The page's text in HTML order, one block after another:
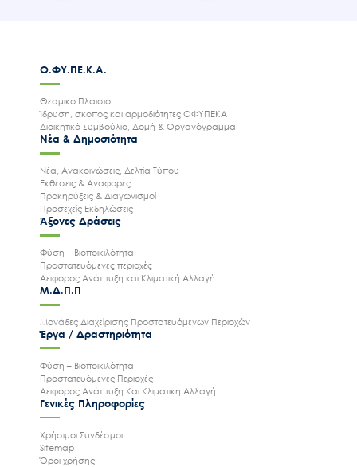
Ο.ΦΥ.ΠΕ.Κ.Α.
Θεσμικό Πλαισιο
Ίδρυση, σκοπός και αρμοδιότητες ΟΦΥΠΕΚΑ
Διοικητικό Συμβούλιο, Δομή & Οργανόγραμμα
Νέα & Δημοσιότητα
Νέα, Ανακοινώσεις, Δελτία Τύπου
Εκθέσεις & Αναφορές
Προκηρύξεις & Διαγωνισμοί
Προσεχείς Εκδηλώσεις
Άξονες Δράσεις
Φύση – Βιοποικιλότητα
Προστατευόμενες περιοχές
Αειφόρος Ανάπτυξη και Κλιματική Αλλαγή
Μ.Δ.Π.Π
Μονάδες Διαχείρισης Προστατευόμενων Περιοχών
Έργα / Δραστηριότητα
Φύση – Βιοποικιλότητα
Προστατευόμενες Περιοχές
Αειφόρος Ανάπτυξη Και Κλιματική Αλλαγή
Γενικές Πληροφορίες
Χρήσιμοι Συνδέσμοι
Sitemap
Όροι χρήσης